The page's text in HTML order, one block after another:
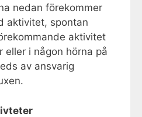
nedan förekommer
aktivitet, spontan
aktivitet
eller i någon hörna på
av ansvarig